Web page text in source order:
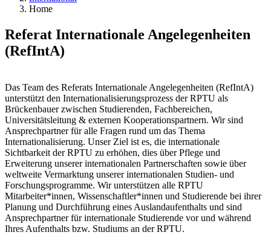
Home
Referat Internationale Angelegenheiten
(RefIntA)
Das Team des Referats Internationale Angelegenheiten (RefIntA)
unterstützt den Internationalisierungsprozess der RPTU als
Brückenbauer zwischen Studierenden, Fachbereichen,
Universitätsleitung & externen Kooperationspartnern. Wir sind
Ansprechpartner für alle Fragen rund um das Thema
Internationalisierung. Unser Ziel ist es, die internationale
Sichtbarkeit der RPTU zu erhöhen, dies über Pflege und
Erweiterung unserer internationalen Partnerschaften sowie über
weltweite Vermarktung unserer internationalen Studien- und
Forschungsprogramme. Wir unterstützen alle RPTU
Mitarbeiter*innen, Wissenschaftler*innen und Studierende bei ihrer
Planung und Durchführung eines Auslandaufenthalts und sind
Ansprechpartner für internationale Studierende vor und während
Ihres Aufenthalts bzw. Studiums an der RPTU.